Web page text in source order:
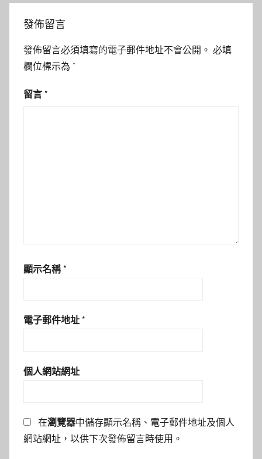
發佈留言
發佈留言必須填寫的電子郵件地址不會公開。 必填
欄位標示為 *
留言 *
顯示名稱 *
電子郵件地址 *
個人網站網址
在瀏覽器中儲存顯示名稱、電子郵件地址及個人
網站網址，以供下次發佈留言時使用。